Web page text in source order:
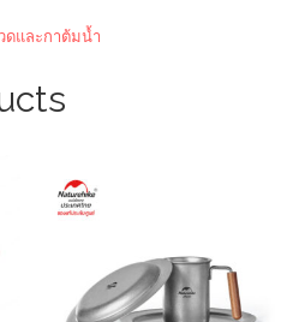
ดและกาต้มน้ำ